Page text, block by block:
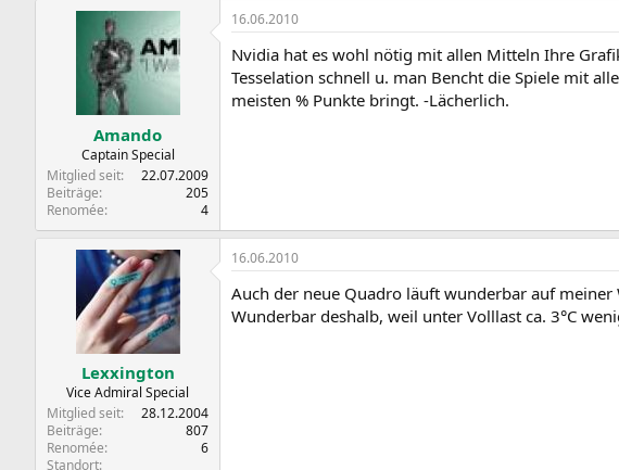
Amando
Captain Special
Mitglied seit
22.07.2009
Beiträge
205
Renomée
4
16.06.2010
Nvidia hat es wohl nötig mit allen Mitteln Ihre
Tesselation schnell u. man Bencht die Spiele mit
meisten % Punkte bringt. -Lächerlich.
Lexxington
Vice Admiral Special
Mitglied seit
28.12.2004
Beiträge
807
Renomée
6
Standort
16.06.2010
Auch der neue Quadro läuft wunderbar auf meiner
Wunderbar deshalb, weil unter Volllast ca. 3°C